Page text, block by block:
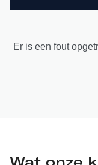
Er is een fout
Wat onze